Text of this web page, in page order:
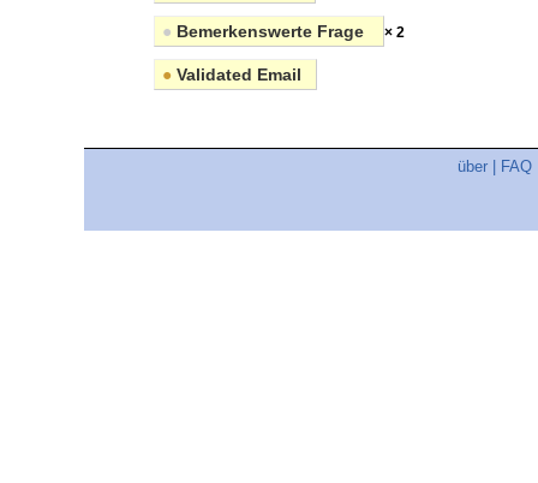
● Bemerkenswerte Frage × 2
● Validated Email
über FAQ